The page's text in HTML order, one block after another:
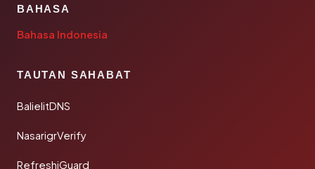
BAHASA
Bahasa Indonesia
TAUTAN SAHABAT
BalielitDNS
NasarigrVerify
RefreshiGuard